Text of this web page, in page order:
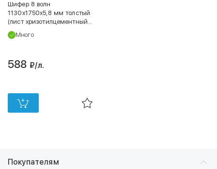
Шифер 8 волн
1130х1750х5,8 мм толстый
(лист хризотилцементный
40/150) ГОСТ
Много
588 ₽/л.
Покупателям